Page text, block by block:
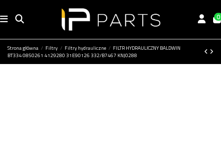
0
Strona główna Filtry Filtry hydrauliczne
FILTR HYDRAULICZNY BALDWIN
BT334 0850261 4129280 31E90126 332/B7467 KNJ0288